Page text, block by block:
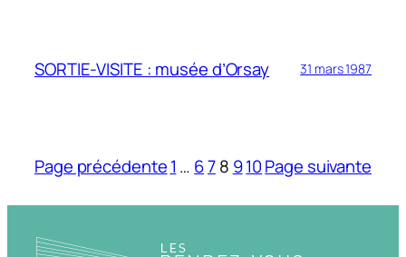
SORTIE-VISITE : musée d’Orsay 31 mars 1987
Page précédente1 … 678 910Page suivante